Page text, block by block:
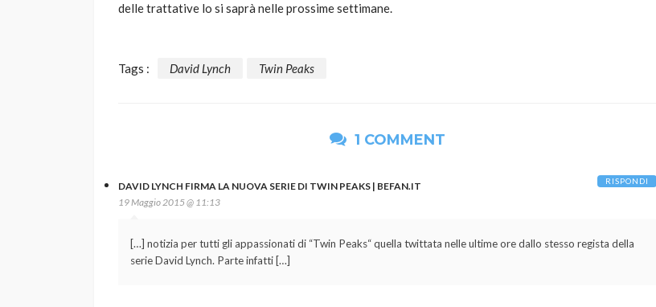
delle trattative lo si saprà nelle prossime settimane.
Tags : David Lynch Twin Peaks
1 COMMENT
DAVID LYNCH FIRMA LA NUOVA SERIE DI TWIN PEAKS | BEFAN.IT
19 Maggio 2015 @ 11:13
[…] notizia per tutti gli appassionati di “Twin Peaks“ quella twittata nelle ultime ore dallo stesso regista della
serie David Lynch. Parte infatti […]
RISPONDI